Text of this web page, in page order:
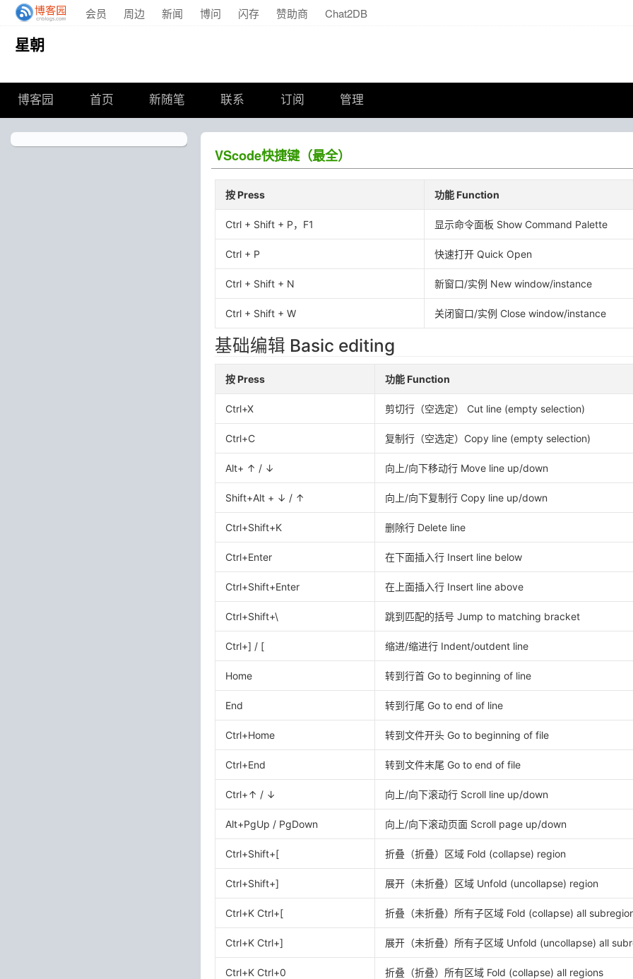
会员 周边 新闻 博问 闪存 赞助商 Chat2DB
星朝
博客园 首页 新随笔 联系 订阅 管理
VScode快捷键（最全）
按 Press 功能 Function
Ctrl + Shift + P，F1 显示命令面板 Show Command Palette
Ctrl + P 快速打开 Quick Open
Ctrl + Shift + N 新窗口/实例 New window/instance
Ctrl + Shift + W 关闭窗口/实例 Close window/instance
基础编辑 Basic editing
按 Press 功能 Function
Ctrl+X 剪切行（空选定） Cut line (empty selection)
Ctrl+C 复制行（空选定）Copy line (empty selection)
Alt+ ↑ / ↓ 向上/向下移动行 Move line up/down
Shift+Alt + ↓ / ↑ 向上/向下复制行 Copy line up/down
Ctrl+Shift+K 删除行 Delete line
Ctrl+Enter 在下面插入行 Insert line below
Ctrl+Shift+Enter 在上面插入行 Insert line above
Ctrl+Shift+\ 跳到匹配的括号 Jump to matching bracket
Ctrl+] / [ 缩进/缩进行 Indent/outdent line
Home 转到行首 Go to beginning of line
End 转到行尾 Go to end of line
Ctrl+Home 转到文件开头 Go to beginning of file
Ctrl+End 转到文件末尾 Go to end of file
Ctrl+↑ / ↓ 向上/向下滚动行 Scroll line up/down
Alt+PgUp / PgDown 向上/向下滚动页面 Scroll page up/down
Ctrl+Shift+[ 折叠（折叠）区域 Fold (collapse) region
Ctrl+Shift+] 展开（未折叠）区域 Unfold (uncollapse) region
Ctrl+K Ctrl+[ 折叠（未折叠）所有子区域 Fold (collapse) all
Ctrl+K Ctrl+] 展开（未折叠）所有子区域 Unfold (uncollapse) all
Ctrl+K Ctrl+0 折叠（折叠）所有区域 Fold (collapse) all regions